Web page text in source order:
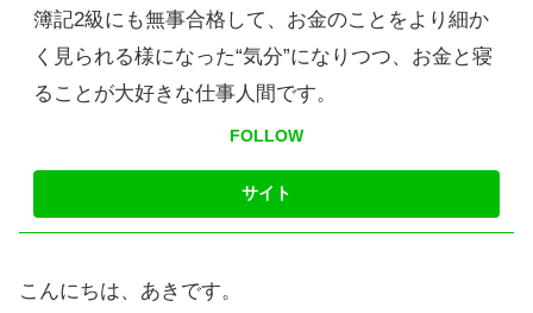
簿記2級にも無事合格して、お金のことをより細か
く見られる様になった“気分”になりつつ、お金と寝
ることが大好きな仕事人間です。
FOLLOW
こんにちは、あきです。